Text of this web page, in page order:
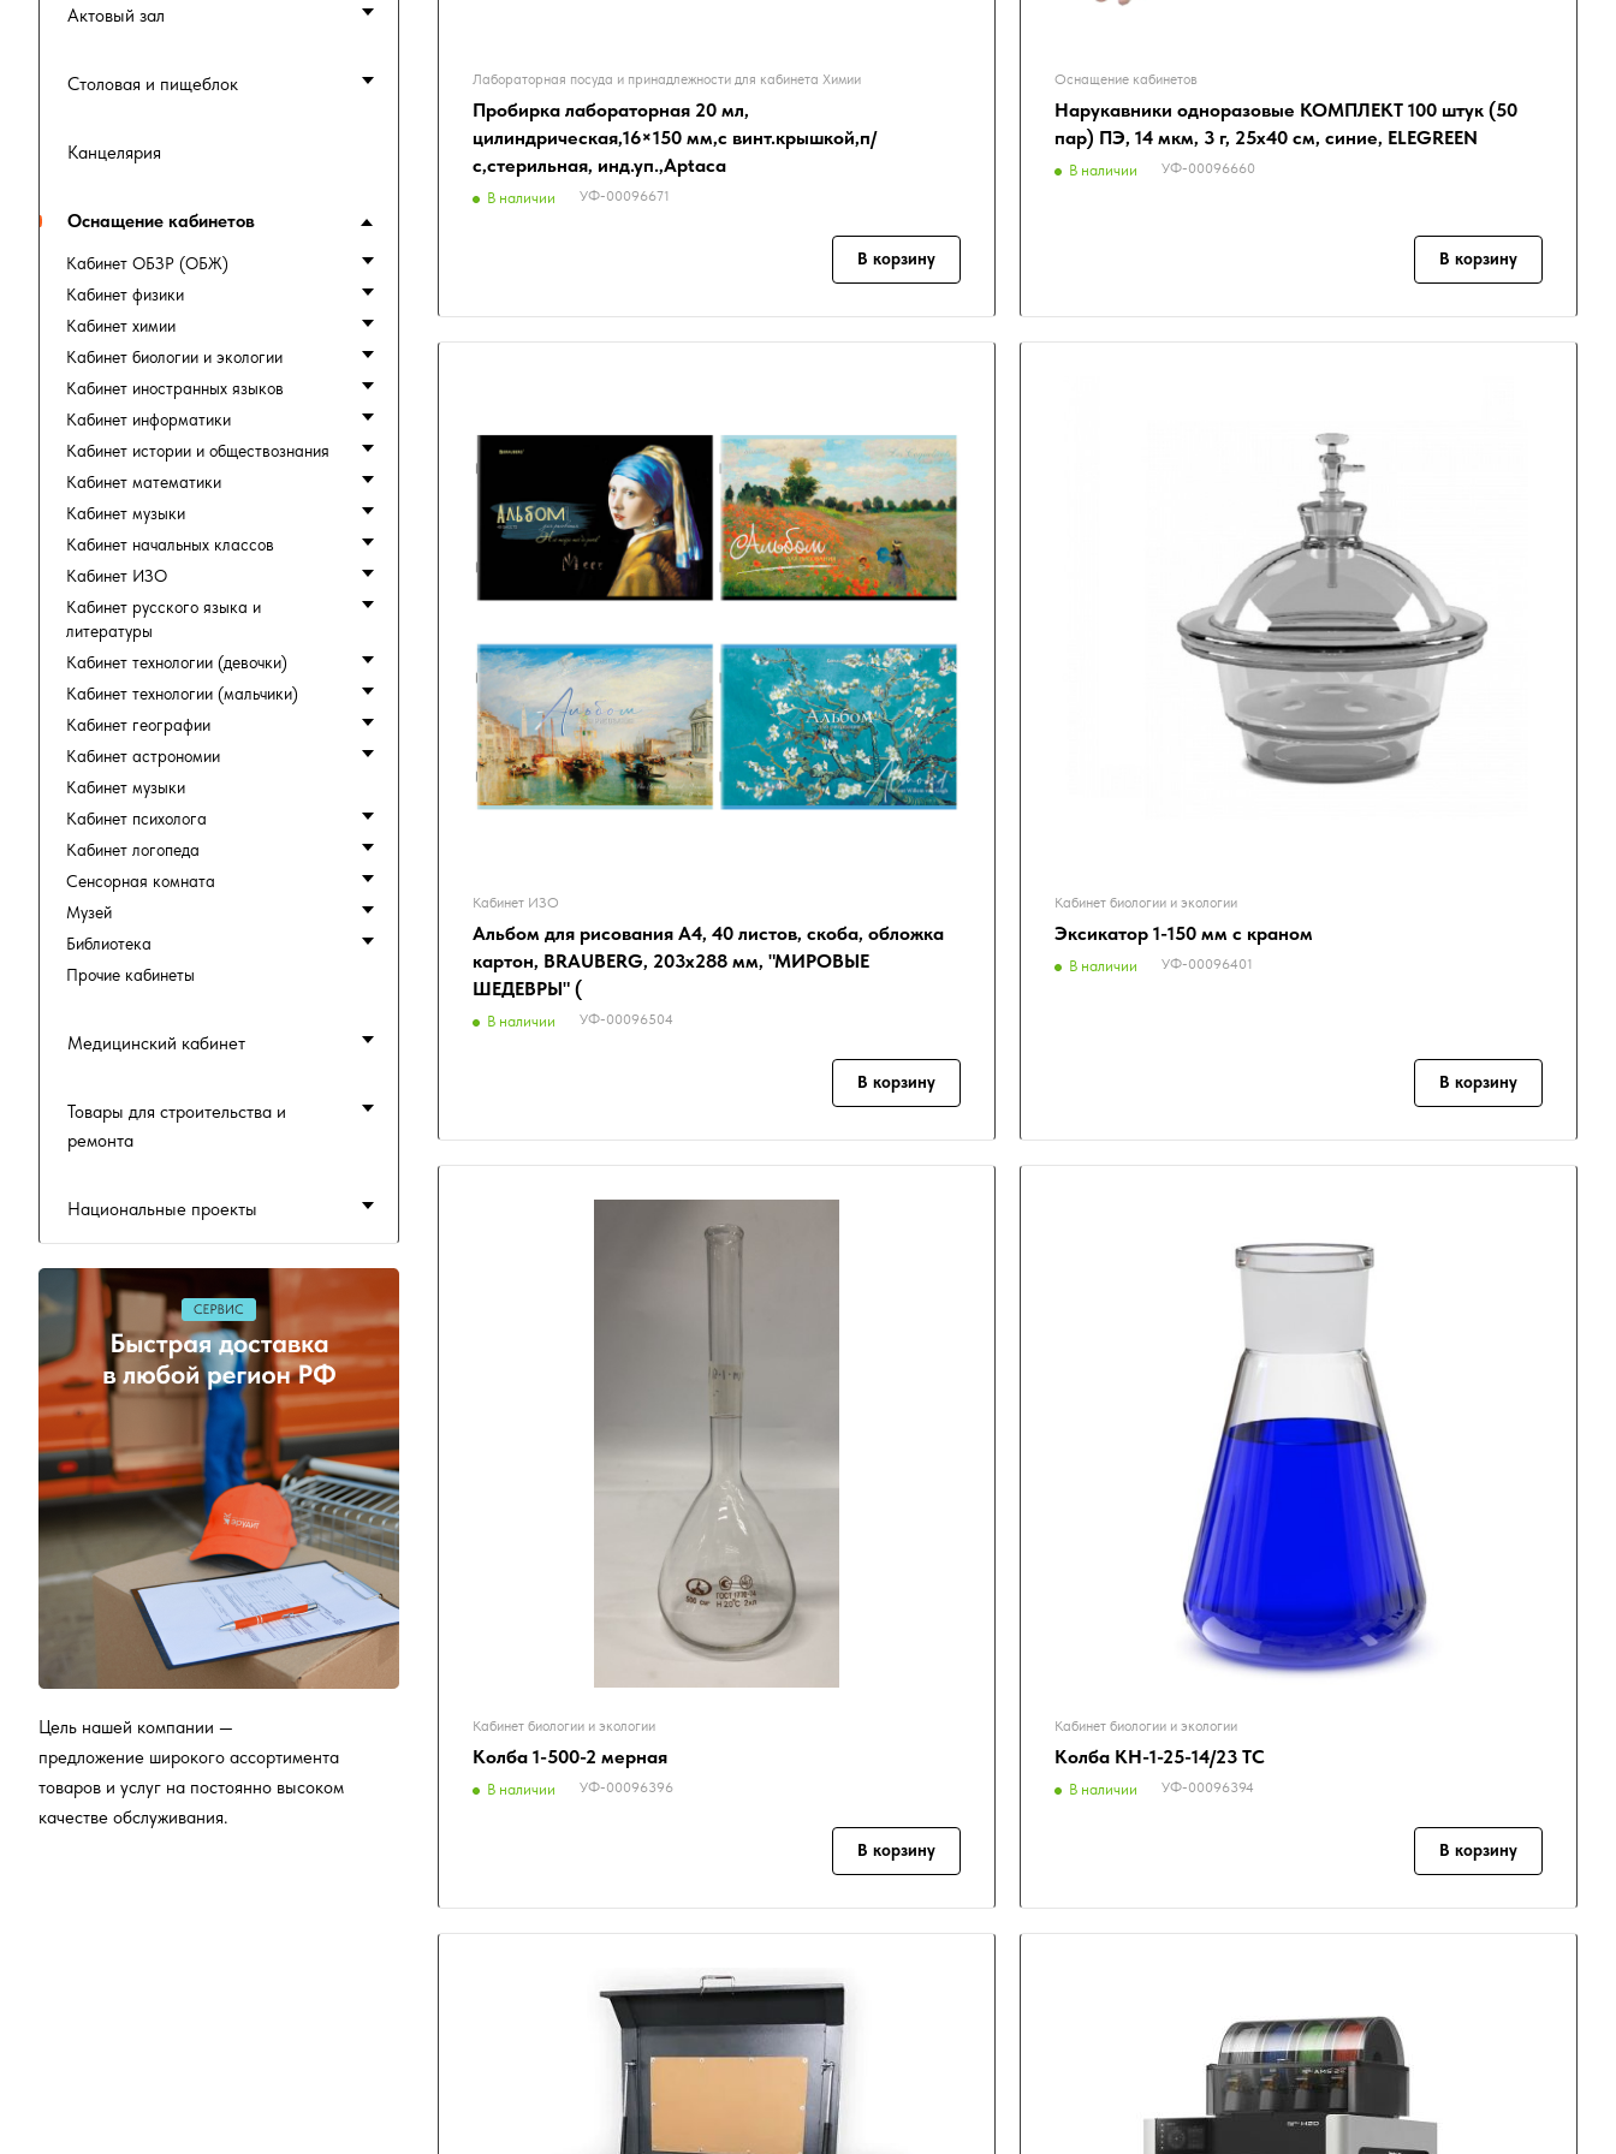
Лабораторная посуда и принадлежности для кабинета Химии
Пробирка лабораторная 20 мл,
цилиндрическая,16×150 мм,с винт.крышкой,п/
с,стерильная, инд.уп.,Aptaca
В наличии УФ-00096671
В корзину
Оснащение кабинетов
Нарукавники одноразовые КОМПЛЕКТ 100 штук (50
пар) ПЭ, 14 мкм, 3 г, 25х40 см, синие, ELEGREEN
В наличии УФ-00096660
В корзину
Кабинет ИЗО
Альбом для рисования А4, 40 листов, скоба, обложка
картон, BRAUBERG, 203х288 мм, "МИРОВЫЕ
ШЕДЕВРЫ" (
В наличии УФ-00096504
В корзину
Кабинет биологии и экологии
Эксикатор 1-150 мм с краном
В наличии УФ-00096401
В корзину
Кабинет биологии и экологии
Колба 1-500-2 мерная
В наличии УФ-00096396
В корзину
Кабинет биологии и экологии
Колба КН-1-25-14/23 ТС
В наличии УФ-00096394
В корзину
Актовый зал
Столовая и пищеблок
Канцелярия
Оснащение кабинетов
Кабинет ОБЗР (ОБЖ)
Кабинет физики
Кабинет химии
Кабинет биологии и экологии
Кабинет иностранных языков
Кабинет информатики
Кабинет истории и обществознания
Кабинет математики
Кабинет музыки
Кабинет начальных классов
Кабинет ИЗО
Кабинет русского языка и
литературы
Кабинет технологии (девочки)
Кабинет технологии (мальчики)
Кабинет географии
Кабинет астрономии
Кабинет музыки
Кабинет психолога
Кабинет логопеда
Сенсорная комната
Музей
Библиотека
Прочие кабинеты
Медицинский кабинет
Товары для строительства и
ремонта
Национальные проекты
Цель нашей компании —
предложение широкого ассортимента
товаров и услуг на постоянно высоком
качестве обслуживания.